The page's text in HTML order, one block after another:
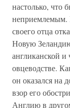
настолько, что
неприемлемым.
своего отца
Новую
англиканской и
овцеводстве.
он оказался на
взор его
Англию в